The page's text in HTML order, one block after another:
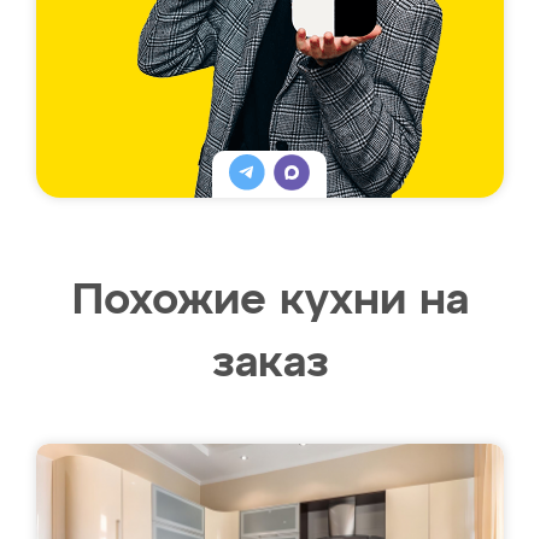
Похожие кухни на
заказ